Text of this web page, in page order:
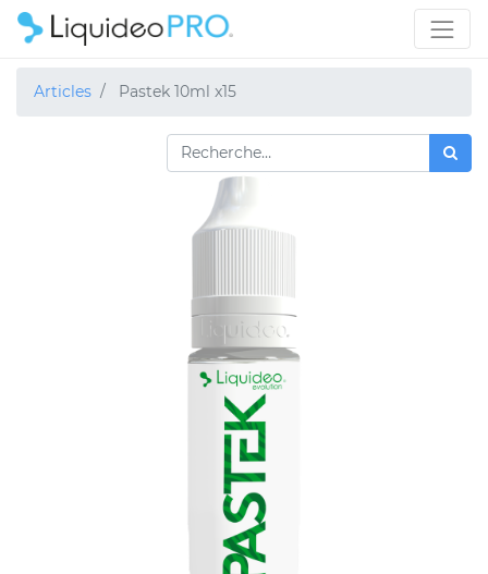
Articles Pastek 10ml x15